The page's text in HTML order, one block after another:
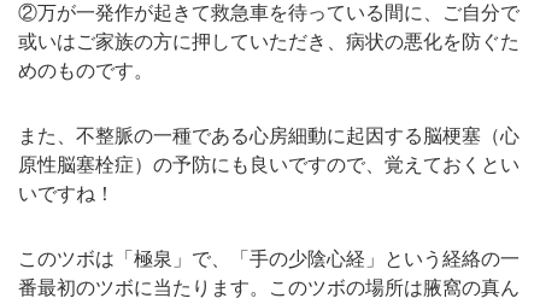
②万が一発作が起きて救急車を待っている間に、ご自分で
或いはご家族の方に押していただき、病状の悪化を防ぐた
めのものです。
また、不整脈の一種である心房細動に起因する脳梗塞（心
原性脳塞栓症）の予防にも良いですので、覚えておくとい
いですね！
このツボは「極泉」で、「手の少陰心経」という経絡の一
番最初のツボに当たります。このツボの場所は腋窩の真ん